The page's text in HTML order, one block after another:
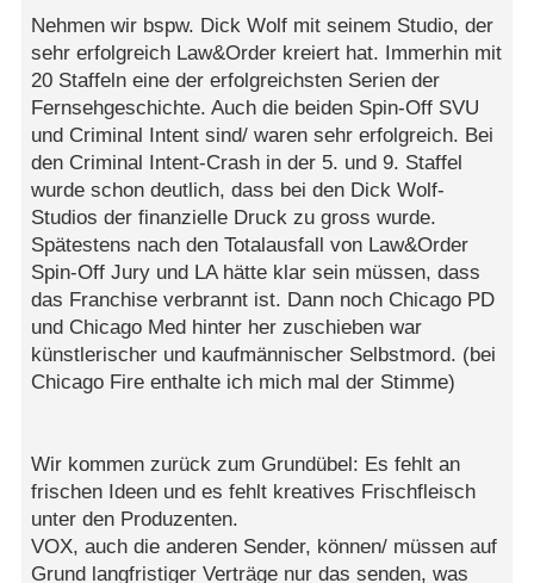
Nehmen wir bspw. Dick Wolf mit seinem Studio, der
sehr erfolgreich Law&Order kreiert hat. Immerhin mit
20 Staffeln eine der erfolgreichsten Serien der
Fernsehgeschichte. Auch die beiden Spin-Off SVU
und Criminal Intent sind/ waren sehr erfolgreich. Bei
den Criminal Intent-Crash in der 5. und 9. Staffel
wurde schon deutlich, dass bei den Dick Wolf-
Studios der finanzielle Druck zu gross wurde.
Spätestens nach den Totalausfall von Law&Order
Spin-Off Jury und LA hätte klar sein müssen, dass
das Franchise verbrannt ist. Dann noch Chicago PD
und Chicago Med hinter her zuschieben war
künstlerischer und kaufmännischer Selbstmord. (bei
Chicago Fire enthalte ich mich mal der Stimme)
Wir kommen zurück zum Grundübel: Es fehlt an
frischen Ideen und es fehlt kreatives Frischfleisch
unter den Produzenten.
VOX, auch die anderen Sender, können/ müssen auf
Grund langfristiger Verträge nur das senden, was